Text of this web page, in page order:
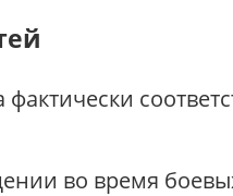
во время